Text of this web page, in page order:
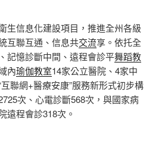
生信息化建設項目，推進全州各級
互聯互通、信息共交流享。依托全
記憶診斷中間、遠程會診平舞蹈教
內瑜伽教室14家公立醫院、4家中
聯網+醫療安康”服務新形式初步構
次、心電診斷568次，與國家病
遠程會診318次。